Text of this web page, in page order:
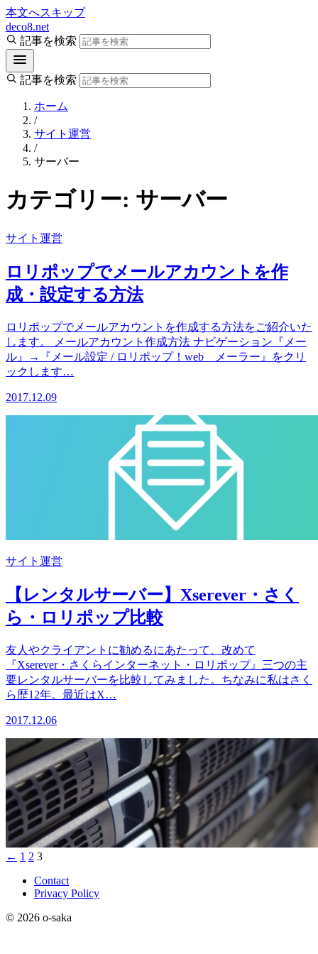
本文へスキップ
deco8.net
記事を検索
記事を検索
ホーム
/
サイト運営
/
サーバー
カテゴリー: サーバー
サイト運営
ロリポップでメールアカウントを作
成・設定する方法
ロリポップでメールアカウントを作成する方法をご紹介いた
します。 メールアカウント作成方法 ナビゲーション『メー
ル』→『メール設定 / ロリポップ！web メーラー』をクリ
ックします…
2017.12.09
サイト運営
【レンタルサーバー】Xserever・さく
ら・ロリポップ比較
友人やクライアントに勧めるにあたって、改めて
『Xserever・さくらインターネット・ロリポップ』三つの主
要レンタルサーバーを比較してみました。ちなみに私はさく
ら歴12年。最近はX…
2017.12.06
← 1 2 3
Contact
Privacy Policy
© 2026 o-saka